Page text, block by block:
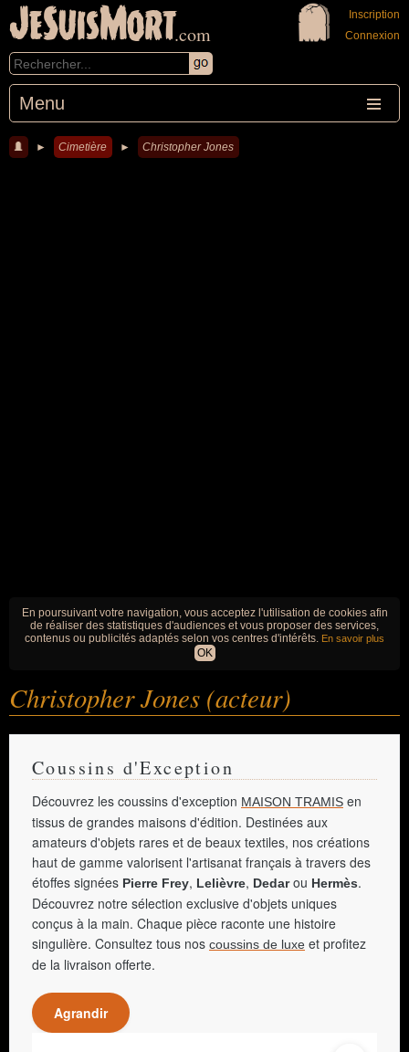
JeSuisMort.com
Menu
Inscription
Connexion
► Cimetière ► Christopher Jones
En poursuivant votre navigation, vous acceptez l'utilisation de cookies afin
de réaliser des statistiques d'audiences et vous proposer des services,
contenus ou publicités adaptés selon vos centres d'intérêts. En savoir plus
OK
Christopher Jones (acteur)
Coussins d'Exception
Découvrez les coussins d'exception MAISON TRAMIS en
tissus de grandes maisons d'édition. Destinées aux
amateurs d'objets rares et de beaux textiles, nos créations
haut de gamme valorisent l'artisanat français à travers des
étoffes signées Pierre Frey, Lelièvre, Dedarou Hermès.
Découvrez notre sélection exclusive d'objets uniques
conçus à la main. Chaque pièce raconte une histoire
singulière. Consultez tous nos coussins de luxe et profitez
de la livraison offerte.
Agrandir